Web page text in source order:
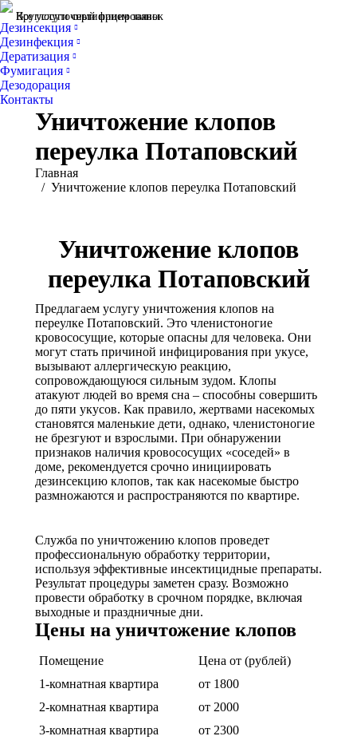
Все услуги сертифицированы
Круглосуточный прием заявок
Дезинсекция
Дезинфекция
Дератизация
Фумигация
Дезодорация
Контакты
Уничтожение клопов
переулка Потаповский
Вы здесь:
Главная
Уничтожение клопов переулка Потаповский
Уничтожение клопов
переулка Потаповский
Предлагаем услугу уничтожения клопов на
переулке Потаповский. Это членистоногие
кровососущие, которые опасны для человека. Они
могут стать причиной инфицирования при укусе,
вызывают аллергическую реакцию,
сопровождающуюся сильным зудом. Клопы
атакуют людей во время сна – способны совершить
до пяти укусов. Как правило, жертвами насекомых
становятся маленькие дети, однако, членистоногие
не брезгуют и взрослыми. При обнаружении
признаков наличия кровососущих «соседей» в
доме, рекомендуется срочно инициировать
дезинсекцию клопов, так как насекомые быстро
размножаются и распространяются по квартире.
Служба по уничтожению клопов проведет
профессиональную обработку территории,
используя эффективные инсектицидные препараты.
Результат процедуры заметен сразу. Возможно
провести обработку в срочном порядке, включая
выходные и праздничные дни.
Цены на уничтожение клопов
Помещение
Цена от (рублей)
1-комнатная квартира
от 1800
2-комнатная квартира
от 2000
3-комнатная квартира
от 2300